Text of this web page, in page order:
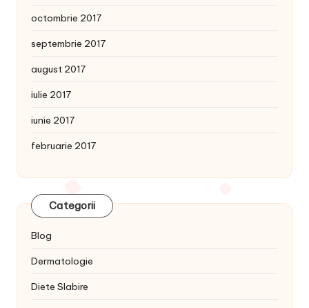
octombrie 2017
septembrie 2017
august 2017
iulie 2017
iunie 2017
februarie 2017
Categorii
Blog
Dermatologie
Diete Slabire